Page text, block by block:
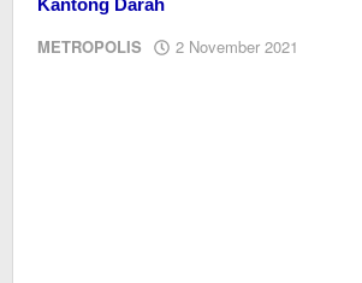
Kantong Darah
METROPOLIS 2 November 2021